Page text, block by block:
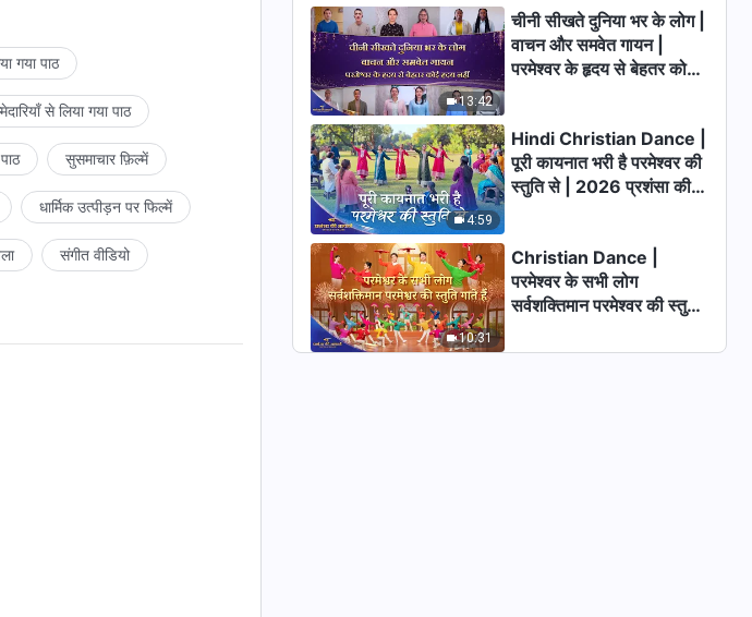
एक मनुष्य दूसरे मनुष्य के पाप कैसे
करने का पात्र न होता, तो वह
के लिए परमेश्वर बोलता है, और केवल
है, मनुष्य के पापों को उजागर करता
केवल इसी तरह से उसके स्वभाव को
से विषमता हो?
गया पाठ
से लिया गया पाठ
सुसमाचार फ़िल्में
धार्मिक उत्पीड़न पर फिल्में
संगीत वीडियो
13:42
चीनी सीखते दुनिया भर के लोग |
वाचन और समवेत गायन |
परमेश्वर के हृदय से बेहतर कोई
4:59
Hindi Christian Dance |
पूरी कायनात भरी है परमेश्वर की
स्तुति से | 2026 प्रशंसा की
10:31
Christian Dance |
परमेश्वर के सभी लोग
सर्वशक्तिमान परमेश्वर की स्तुति
आवाजें